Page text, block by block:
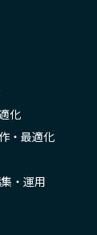
化
・最適化
・運用